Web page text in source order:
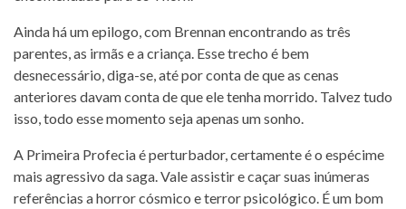
Ainda há um epilogo, com Brennan encontrando as três
parentes, as irmãs e a criança. Esse trecho é bem
desnecessário, diga-se, até por conta de que as cenas
anteriores davam conta de que ele tenha morrido. Talvez tudo
isso, todo esse momento seja apenas um sonho.
A Primeira Profecia é perturbador, certamente é o espécime
mais agressivo da saga. Vale assistir e caçar suas inúmeras
referências a horror cósmico e terror psicológico. É um bom